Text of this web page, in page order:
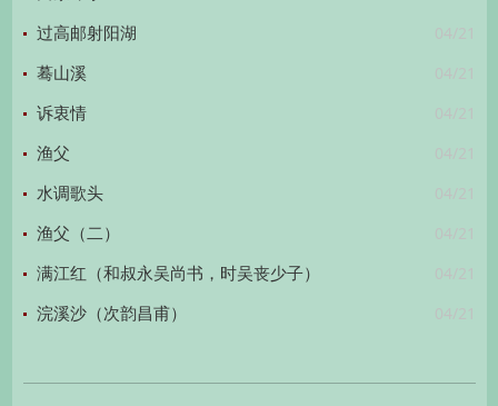
04/21
过高邮射阳湖
04/21
蓦山溪
04/21
诉衷情
04/21
渔父
04/21
水调歌头
04/21
渔父（二）
04/21
满江红（和叔永吴尚书，时吴丧少子）
04/21
浣溪沙（次韵昌甫）